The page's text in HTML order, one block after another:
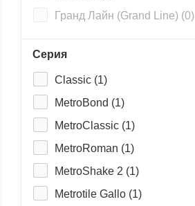
Гранд Лайн (Grand Line) (0)
Серия
Classic (1)
MetroBond (1)
MetroClassic (1)
MetroRoman (1)
MetroShake 2 (1)
Metrotile Gallo (1)